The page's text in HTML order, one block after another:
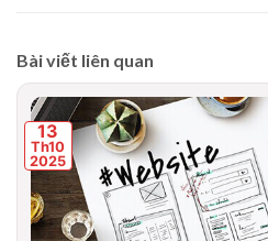
Bài viết liên quan
13
Th10
2025